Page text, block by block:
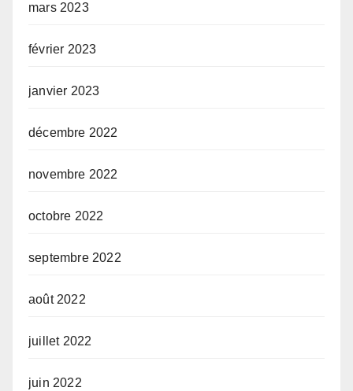
mars 2023
février 2023
janvier 2023
décembre 2022
novembre 2022
octobre 2022
septembre 2022
août 2022
juillet 2022
juin 2022